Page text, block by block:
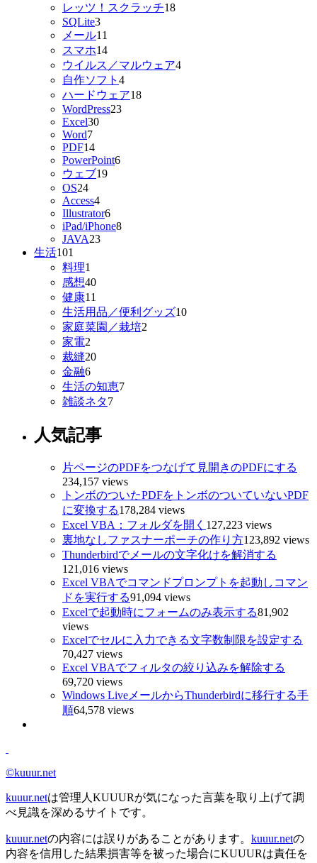
レッツ！スクラッチ18
SQLite3
メール11
スマホ14
ウイルス／マルウェア4
自作ソフト 4
ハードウェア18
WordPress23
Excel30
Word7
PDF14
PowerPoint6
ウェブ19
OS24
Access4
Illustrator6
iPad/iPhone8
JAVA23
生活101
料理1
感想40
健康11
生活用品／便利グッズ10
家庭菜園／栽培2
家電2
裁縫20
金融6
生活の知恵7
雑談ネタ7
人気記事
片ページのPDFをつなげて見開きのPDFにする
234,157 views
トンボのついたPDFをトンボのついていないPDF
に変換する178,284 views
Excel VBA：フォルダを開く 127,223 views
裏地なしファスナーポーチの作り方123,892 views
Thunderbirdでメールの文字化けを解消する
121,016 views
Excel VBAでコマンドプロンプトを起動しコマン
ドを実行する91,094 views
Excelで起動時にフォームのみ表示する81,902
views
Excelでセルに入力できる文字数制限を設定する
70,427 views
Excel VBAでフィルタの絞り込みを解除する
69,720 views
Windows LiveメールからThunderbirdに移行する手
順64,578 views
©kuuur.net
kuuur.netは管理人KUUURが気になった言葉を取り上げて調
べ見識を深めるサイトです。
kuuur.netの内容には誤りがあることがあります。 kuuur.netの
内容を信用した結果損害等を被った場合にKUUURは責任を